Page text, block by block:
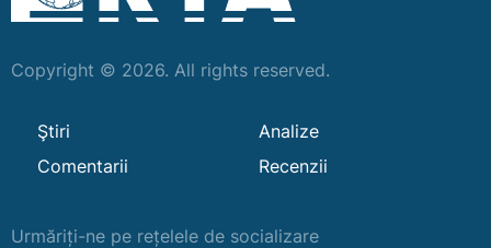
Copyright © 2026. All rights reserved.
Ştiri
Analize
Comentarii
Recenzii
Urmăriți-ne pe rețelele de socializare